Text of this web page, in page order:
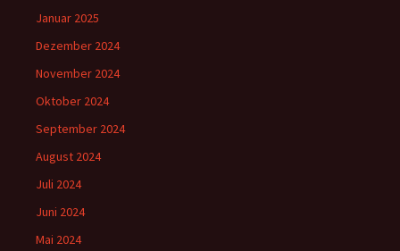
Januar 2025
Dezember 2024
November 2024
Oktober 2024
September 2024
August 2024
Juli 2024
Juni 2024
Mai 2024